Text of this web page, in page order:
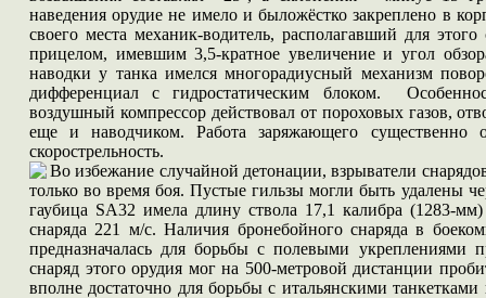
наведения орудие не имело и быложёстко закреплено в
своего места механик-водитель, располагавший для
прицелом, имевшим 3,5-кратное увеличение и угол
наводки у танка имелся многорадиусный механизм
дифференциал с гидростатическим блоком.
воздушный компрессор действовал от пороховых газов,
еще и наводчиком. Работа заряжающего существенно
скорострельность.
Во избежание случайной детонации, взрыватели
только во время боя. Пустые гильзы могли быть удалены
гаубица SA32 имела длину ствола 17,1 калибра (1283-
снаряда 221 м/с. Наличия бронебойного снаряда в
предназначалась для борьбы с полевыми укреплениями
снаряд этого орудия мог на 500-метровой дистанции
вполне достаточно для борьбы с итальянскими